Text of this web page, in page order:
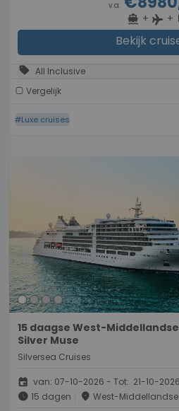
v.a.
directions_boat + flight +
Bekijk
sell All Inclusive
Vergelijk
#Luxe cruises
15 daagse West-
Silver Muse
Silversea Cruises
event van: 07-10-2026 - Tot: 21-10-2026
schedule 15 dagen place West-Middellandse